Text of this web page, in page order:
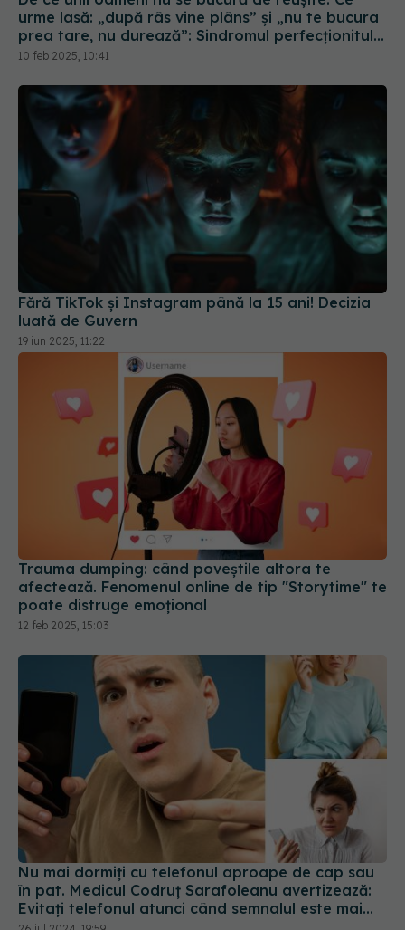
nefericit
10 feb 2025, 10:41
Fără TikTok și Instagram până la 15 ani! Decizia
19 iun 2025, 11:22
Trauma dumping: când poveștile altora te
afectează. Fenomenul online de tip "Storytime" te
poate distruge emoțional
12 feb 2025, 15:03
Nu mai dormiți cu telefonul aproape de cap sau
în pat. Medicul Codruț Sarafoleanu avertizează:
Evitați telefonul atunci când semnalul este mai
slab
26 iul 2024, 19:59